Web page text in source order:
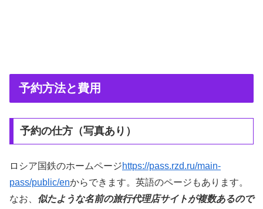
予約方法と費用
予約の仕方（写真あり）
ロシア国鉄のホームページhttps://pass.rzd.ru/main-
pass/public/enからできます。英語のページもあります。
なお、 似たような名前の旅行代理店サイトが複数あるので